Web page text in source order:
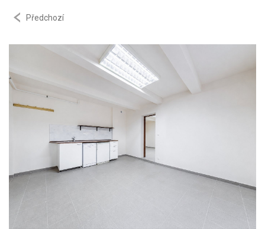
Novostavba
Před rekonstrukcí
Stavba:
Cihlová
Panelová
Předchozí